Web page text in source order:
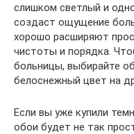
слишком светлый и
создаст ощущение
хорошо расширяют
чистоты и порядка.
больницы, выбирайте
белоснежный цвет на
Если вы уже купили
обои будет не так